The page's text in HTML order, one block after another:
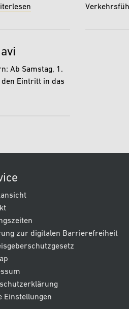
Ab Samstag, 1.
Eintritt in das
zur digitalen Barrierefreiheit
Einstellungen